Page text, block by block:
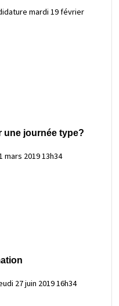
mardi 19 février
une journée type?
mars 2019 13h34
27 juin 2019 16h34